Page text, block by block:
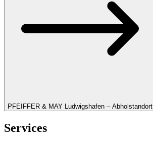
PFEIFFER & MAY Ludwigshafen – Abholstandort
Services